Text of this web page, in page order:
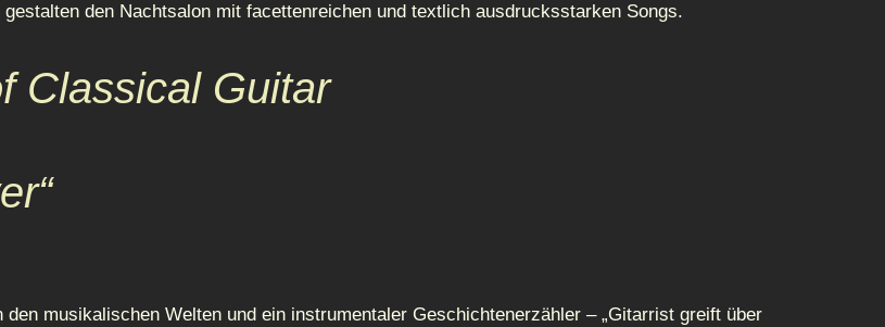
den Nachtsalon mit facettenreichen und textlich ausdrucksstarken Songs.
Classical Guitar
musikalischen Welten und ein instrumentaler Geschichtenerzähler – „Gitarrist greift über